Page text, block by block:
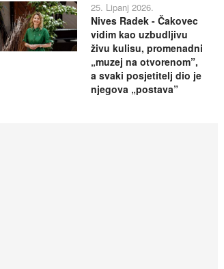
25. Lipanj 2026.
Nives Radek - Čakovec
vidim kao uzbudljivu
živu kulisu, promenadni
„muzej na otvorenom”,
a svaki posjetitelj dio je
njegova „postava”